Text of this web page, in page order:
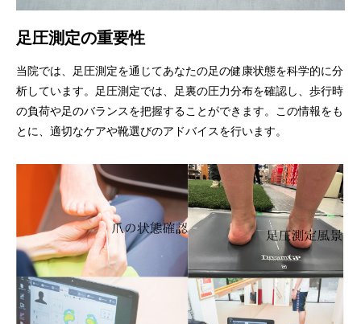
足圧測定の重要性
当院では、足圧測定を通じてあなたの足の健康状態を科学的に分
析しています。足圧測定では、足裏の圧力分布を確認し、歩行時
の負荷や足のバランスを把握することができます。この情報をも
とに、適切なケアや靴選びのアドバイスを行います。